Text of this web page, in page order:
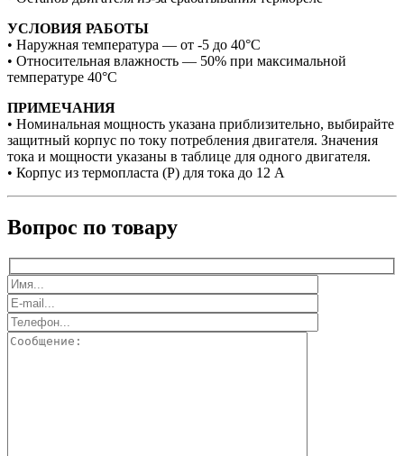
УСЛОВИЯ РАБОТЫ
• Наружная температура — от -5 до 40°С
• Относительная влажность — 50% при максимальной
температуре 40°C
ПРИМЕЧАНИЯ
• Номинальная мощность указана приблизительно, выбирайте
защитный корпус по току потребления двигателя. Значения
тока и мощности указаны в таблице для одного двигателя.
• Корпус из термопласта (Р) для тока до 12 А
Вопрос по товару